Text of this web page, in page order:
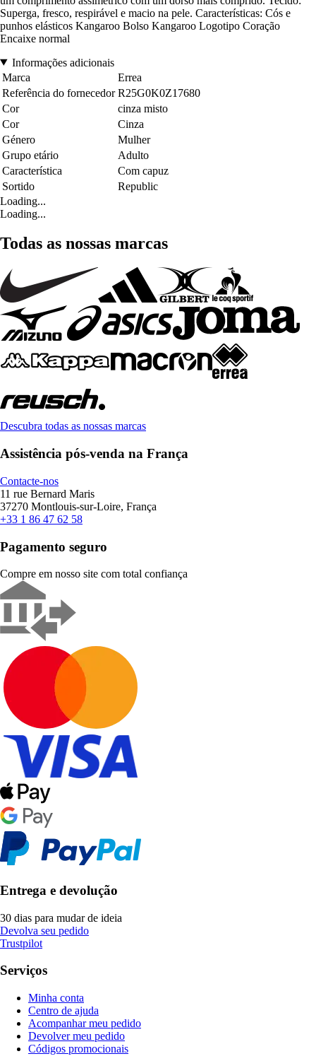
Superga, fresco, respirável e macio na pele. Características: Cós e
punhos elásticos Kangaroo Bolso Kangaroo Logotipo Coração
Encaixe normal
Informações adicionais
Marca
Errea
Referência do fornecedor R25G0K0Z17680
Cor
cinza misto
Cor
Cinza
Género
Mulher
Grupo etário
Adulto
Característica
Com capuz
Sortido
Republic
Loading...
Loading...
Todas as nossas marcas
Descubra todas as nossas marcas
Assistência pós-venda na França
Contacte-nos
11 rue Bernard Maris
37270 Montlouis-sur-Loire, França
+33 1 86 47 62 58
Pagamento seguro
Compre em nosso site com total confiança
Entrega e devolução
30 dias para mudar de ideia
Devolva seu pedido
Trustpilot
Serviços
Minha conta
Centro de ajuda
Acompanhar meu pedido
Devolver meu pedido
Códigos promocionais